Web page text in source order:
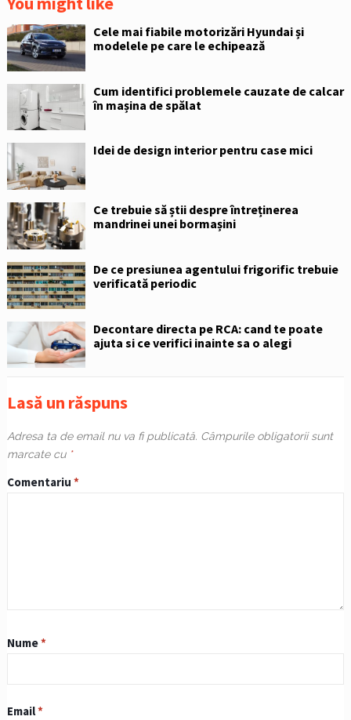
Cele mai fiabile motorizări Hyundai și
modelele pe care le echipează
Cum identifici problemele cauzate de calcar
în mașina de spălat
Idei de design interior pentru case mici
Ce trebuie să știi despre întreținerea
mandrinei unei bormașini
De ce presiunea agentului frigorific trebuie
verificată periodic
Decontare directa pe RCA: cand te poate
ajuta si ce verifici inainte sa o alegi
Lasă un răspuns
Adresa ta de email nu va fi publicată. Câmpurile obligatorii sunt
marcate cu *
Comentariu *
Nume*
Email*